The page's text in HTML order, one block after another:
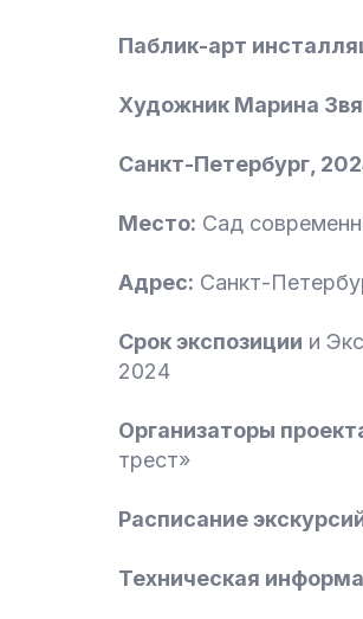
Паблик-арт
Художник Марина
Санкт-Петербург,
Место: Сад
Адрес: Санкт-
Срок экспозиции и
2024
Организаторы
трест»
Расписание
Техническая